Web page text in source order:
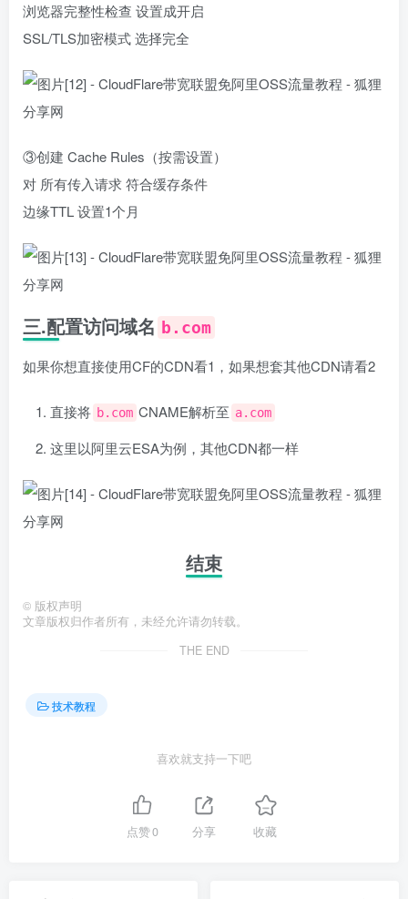
浏览器完整性检查 设置成开启
SSL/TLS加密模式 选择完全
③创建 Cache Rules（按需设置）
对 所有传入请求 符合缓存条件
边缘TTL 设置1个月
三.配置访问域名 b.com
如果你想直接使用CF的CDN看1，如果想套其他CDN请看2
直接将 b.com CNAME解析至 a.com
这里以阿里云ESA为例，其他CDN都一样
结束
© 版权声明
文章版权归作者所有，未经允许请勿转载。
THE END
技术教程
喜欢就支持一下吧
点赞0 分享 收藏